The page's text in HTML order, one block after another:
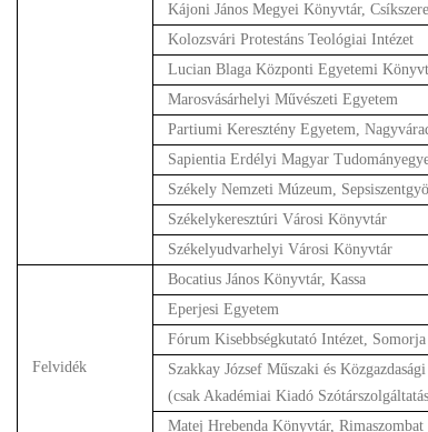
Kájoni János Megyei Könyvtár,
Kolozsvári Protestáns Teológiai Intézet
Lucian Blaga Központi Egyetemi
Marosvásárhelyi Művészeti Egyetem
Partiumi Keresztény Egyetem,
Sapientia Erdélyi Magyar
Székely Nemzeti Múzeum,
Székelykeresztúri Városi Könyvtár
Székelyudvarhelyi Városi Könyvtár
Felvidék
Bocatius János Könyvtár, Kassa
Eperjesi Egyetem
Fórum Kisebbségkutató Intézet, Somorja
Szakkay József Műszaki és
(csak Akadémiai Kiadó
Matej Hrebenda Könyvtár, Rimaszombat